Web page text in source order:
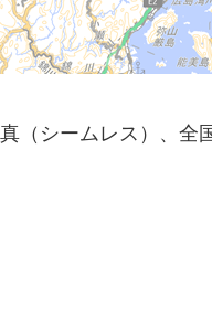
（シームレス）、全